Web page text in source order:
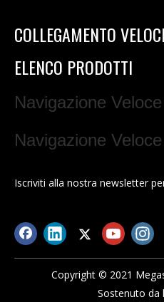
COLLEGAMENTO
ELENCO PRODOTTI
Navigazione Veloce
Navigazione Veloce
Iscriviti alla nostra newsletter
Copyright © 2021
Sostenuto da